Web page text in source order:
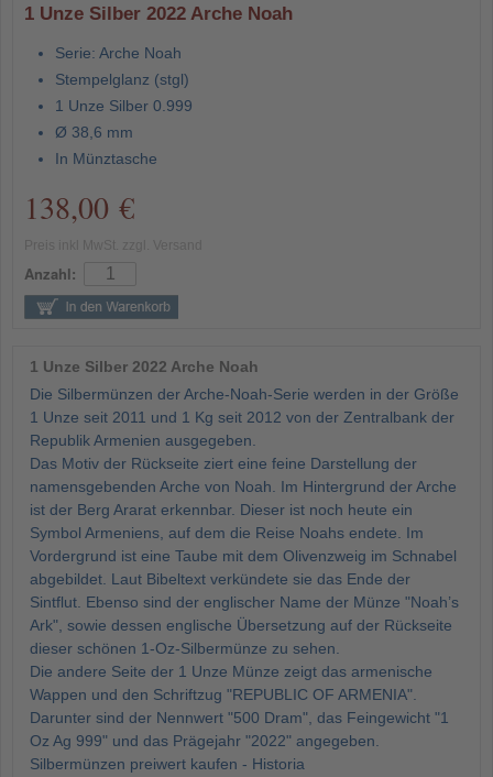
1 Unze Silber 2022 Arche Noah
Serie: Arche Noah
Stempelglanz (stgl)
1 Unze Silber 0.999
Ø 38,6 mm
In Münztasche
138,00 €
Anzahl:
1 Unze Silber 2022 Arche Noah
Die Silbermünzen der Arche-Noah-Serie werden in der Größe
1 Unze seit 2011 und 1 Kg seit 2012 von der Zentralbank der
Republik Armenien ausgegeben.
Das Motiv der Rückseite ziert eine feine Darstellung der
namensgebenden Arche von Noah. Im Hintergrund der Arche
ist der Berg Ararat erkennbar. Dieser ist noch heute ein
Symbol Armeniens, auf dem die Reise Noahs endete. Im
Vordergrund ist eine Taube mit dem Olivenzweig im Schnabel
abgebildet. Laut Bibeltext verkündete sie das Ende der
Sintflut. Ebenso sind der englischer Name der Münze "Noah’s
Ark", sowie dessen englische Übersetzung auf der Rückseite
dieser schönen 1-Oz-Silbermünze zu sehen.
Die andere Seite der 1 Unze Münze zeigt das armenische
Wappen und den Schriftzug "REPUBLIC OF ARMENIA".
Darunter sind der Nennwert "500 Dram", das Feingewicht "1
Oz Ag 999" und das Prägejahr "2022" angegeben.
Silbermünzen preiwert kaufen - Historia